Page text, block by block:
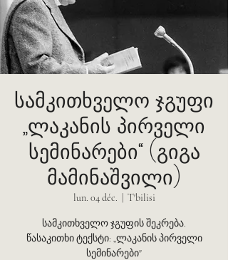
სამკითხველო ჯგუფი
„ლაკანის პირველი
სემინარები“ (გიგა
მამინაშვილი)
lun. 04 déc. T'bilisi
სამკითხველო ჯგუფის შეკრება.
წასაკითხი ტექსტი: „ლაკანის პირველი
სემინარები"